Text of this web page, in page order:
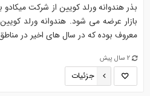
بازار عرضه می شود. هندوانه ورلد
معروف بوده که در سال های اخیر در
2 سال پیش
جزئیات